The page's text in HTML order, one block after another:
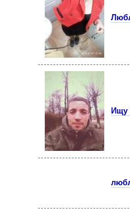
Ищу